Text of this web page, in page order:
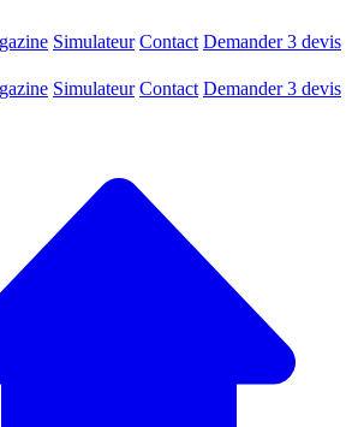
Simulateur Contact Demander 3 devis
Simulateur Contact Demander 3 devis